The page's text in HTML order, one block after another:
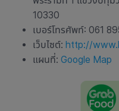
10330
เบอร์โทรศัพท์: 061
เว็บไซต์: http://
แผนที่: Google Map